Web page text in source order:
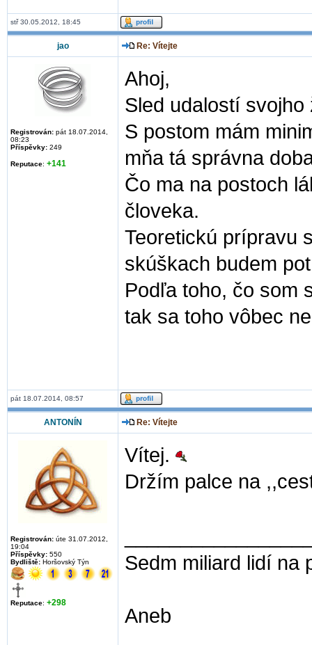
stř 30.05.2012, 18:45
jao Re: Vítejte
Registrován: pát 18.07.2014,
08:23
Příspěvky: 249
Reputace: +141
Ahoj,
Sled udalostí
S postom mám
mňa tá správna
Čo ma na postoch
človeka.
Teoretickú prípravu
skúškach budem
Podľa toho, čo som
tak sa toho vôbec
pát 18.07.2014, 08:57
ANTONÍN Re: Vítejte
Registrován: úte 31.07.2012,
19:04
Příspěvky: 550
Bydliště: Horšovský Týn
Reputace: +298
Vítej.
Držím palce na
Sedm miliard lidí na
Aneb